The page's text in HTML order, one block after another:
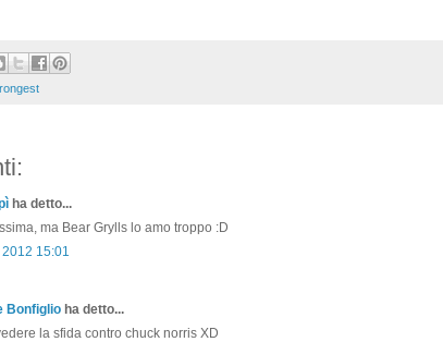
ha detto...
ma Bear Grylls lo amo troppo :D
15:01
Bonfiglio ha detto...
la sfida contro chuck norris XD